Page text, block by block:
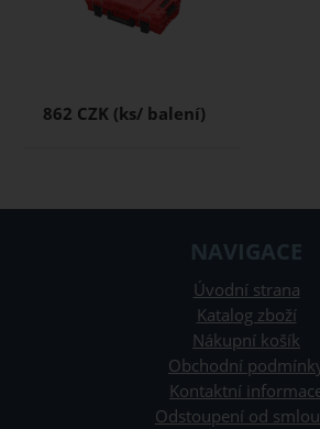
862 CZK
NAVIGACE
Úvodní strana
Katalog zboží
Nákupní košík
Obchodní
Kontaktní
Odstoupení od